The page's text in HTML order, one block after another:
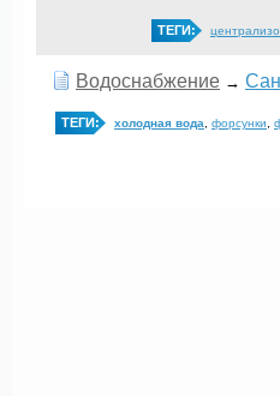
ТЕГИ:
Водоснабжение →
ТЕГИ: холодная вода форсунки